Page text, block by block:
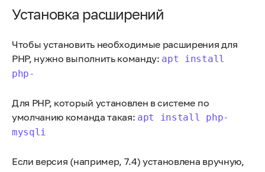
Установка расширений
Чтобы установить необходимые расширения для
PHP, нужно выполнить команду: apt install
php-
Для PHP, который установлен в системе по
умолчанию команда такая: apt install php-
mysqli
Если версия (например, 7.4) установлена вручную,